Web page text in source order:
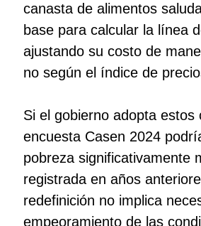
canasta de alimentos
base para calcular la línea
ajustando su costo de
no según el índice de
Si el gobierno adopta estos
encuesta Casen 2024
pobreza significativamente
registrada en años
redefinición no implica
empeoramiento de las